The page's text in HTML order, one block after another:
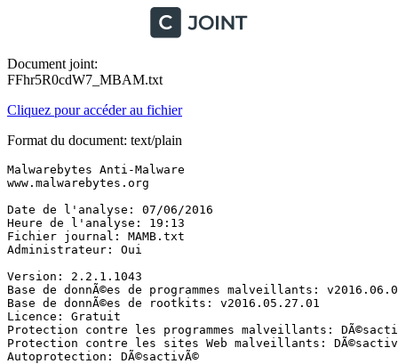
Document joint:
FFhr5R0cdW7_MBAM.txt
Cliquez pour accéder au fichier
Format du document: text/plain
Malwarebytes Anti-Malware
www.malwarebytes.org
Date de l'analyse: 07/06/2016
Heure de l'analyse: 19:13
Fichier journal: MAMB.txt
Administrateur: Oui
Version: 2.2.1.1043
Base de donnÃ©es de programmes malveillants:
Base de donnÃ©es de rootkits: v2016.05.27.01
Licence: Gratuit
Protection contre les programmes malveillants:
Protection contre les sites Web malveillants:
Autoprotection: DÃ©sactivÃ©